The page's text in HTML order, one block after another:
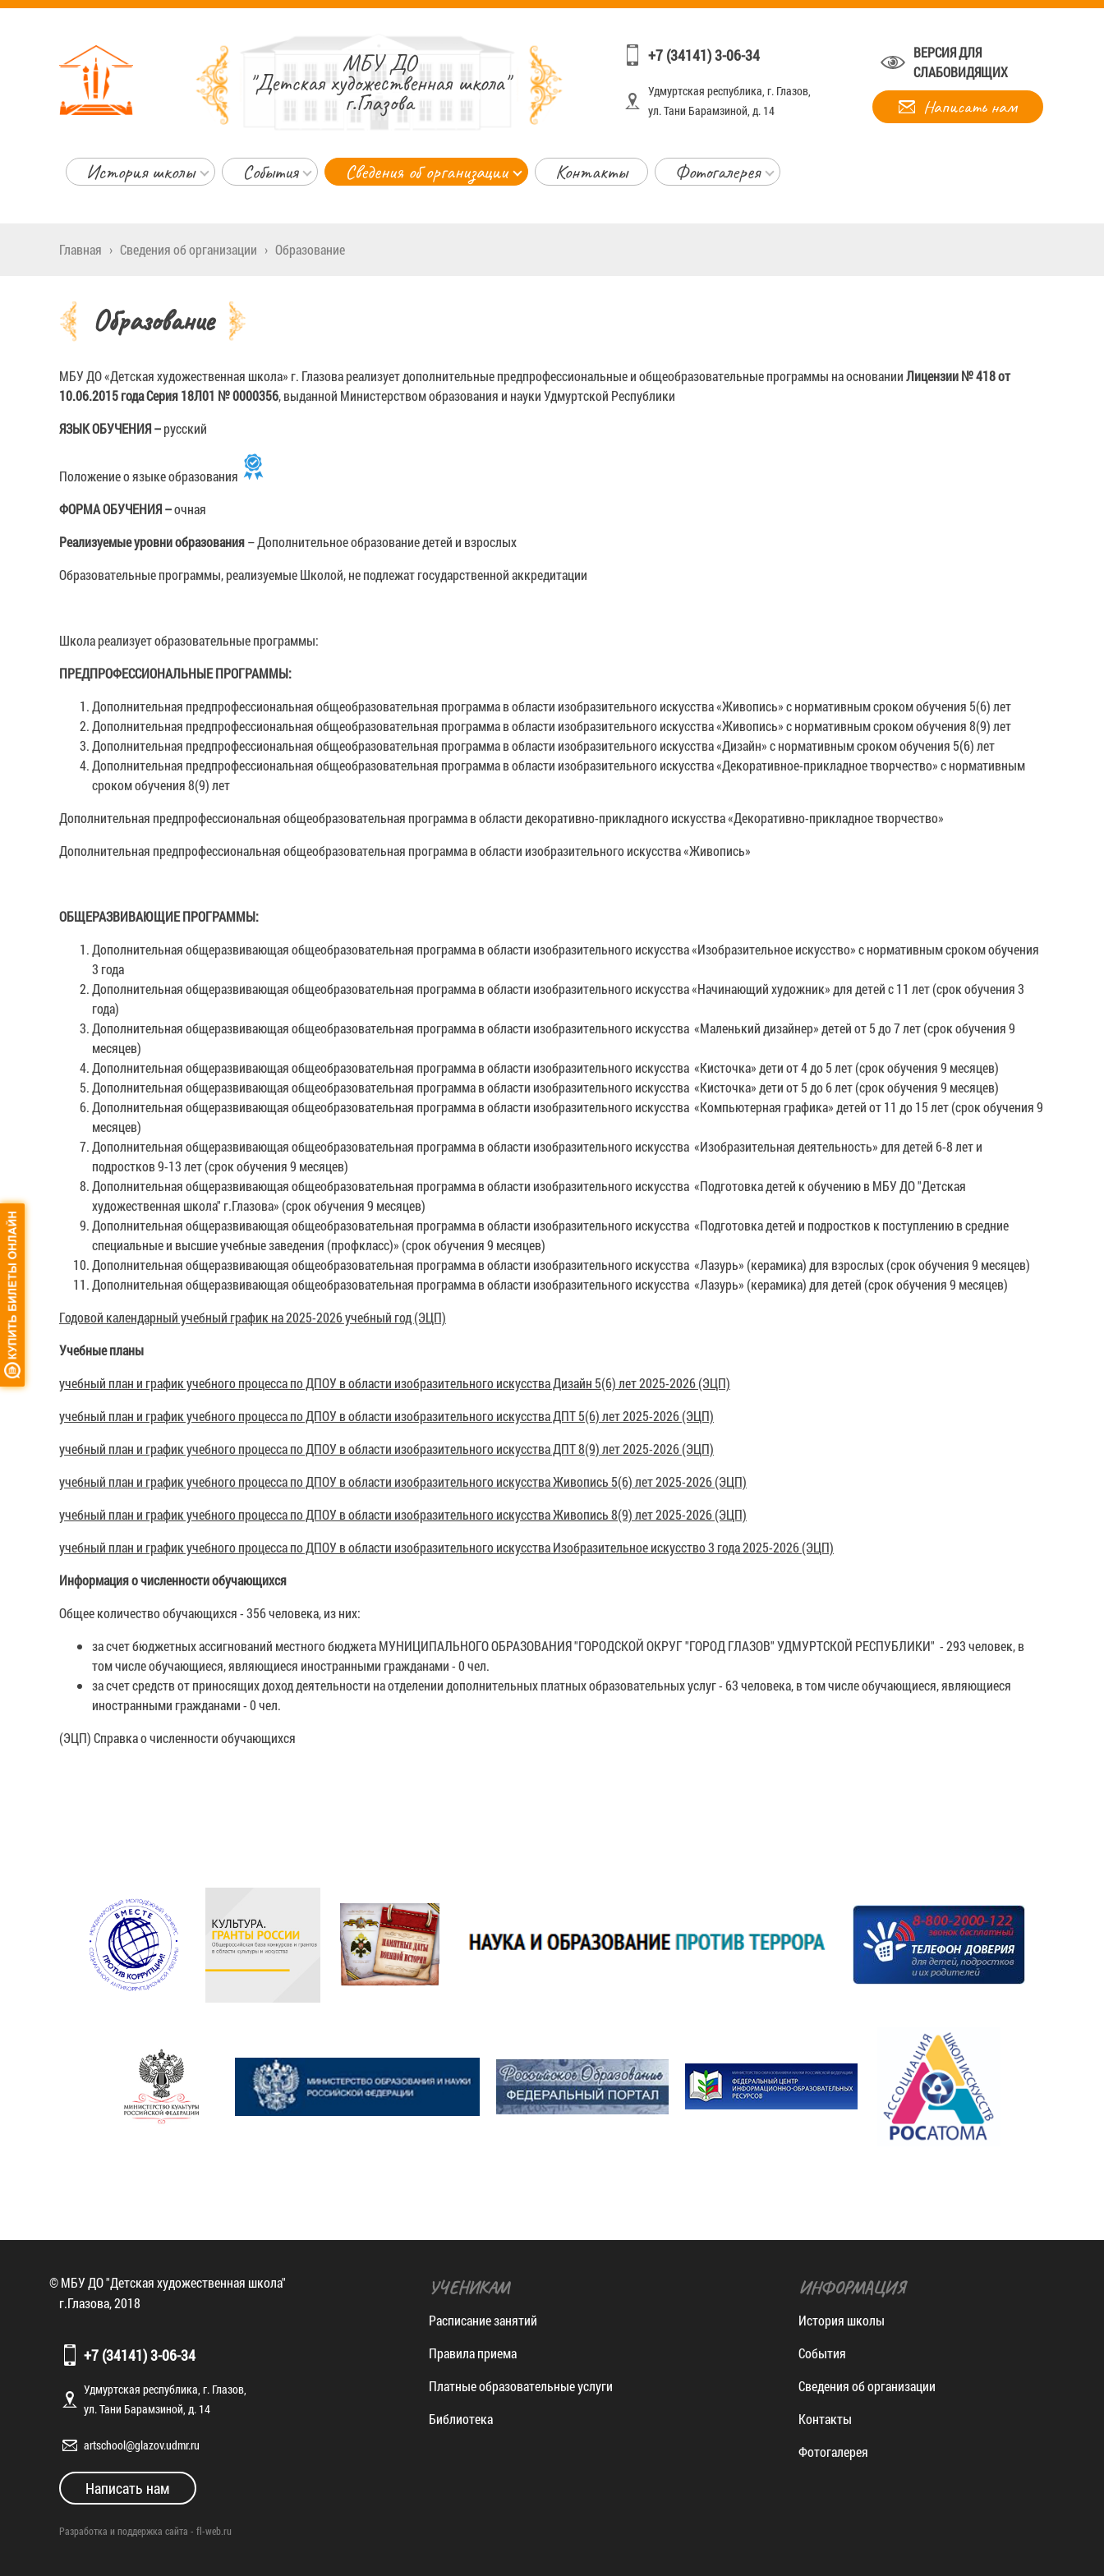
МБУ ДО
"Детская художественная школа"
г.Глазова
+7 (34141) 3-06-34
Удмуртская республика, г. Глазов,
ул. Тани Барамзиной, д. 14
ВЕРСИЯ ДЛЯ
СЛАБОВИДЯЩИХ
Написать нам
История школы События Сведения об организации Контакты Фотогалерея
Главная › Сведения об организации › Образование
Образование
МБУ ДО «Детская художественная школа» г. Глазова реализует дополнительные предпрофессиональные и общеобразовательные программы на основанииЛицензии № 418 от
10.06.2015 годаСерия 18Л01 № 0000356, выданной Министерством образования и науки Удмуртской Республики
ЯЗЫК ОБУЧЕНИЯ –русский
Положение о языке образования
ФОРМА ОБУЧЕНИЯ –очная
Реализуемые уровни образования– Дополнительное образование детей и взрослых
Образовательные программы, реализуемые Школой, не подлежат государственной аккредитации
Школа реализует образовательные программы:
ПРЕДПРОФЕССИОНАЛЬНЫЕ ПРОГРАММЫ:
Дополнительная предпрофессиональная общеобразовательная программа в области изобразительного искусства «Живопись» с нормативным сроком обучения 5(6) лет
Дополнительная предпрофессиональная общеобразовательная программа в области изобразительного искусства «Живопись» с нормативным сроком обучения 8(9) лет
Дополнительная предпрофессиональная общеобразовательная программа в области изобразительного искусства «Дизайн» с нормативным сроком обучения 5(6) лет
Дополнительная предпрофессиональная общеобразовательная программа в области изобразительного искусства «Декоративное-прикладное творчество» с нормативным
сроком обучения 8(9) лет
Дополнительная предпрофессиональная общеобразовательная программа в области декоративно-прикладного искусства «Декоративно-прикладное творчество»
Дополнительная предпрофессиональная общеобразовательная программа в области изобразительного искусства «Живопись»
ОБЩЕРАЗВИВАЮЩИЕ ПРОГРАММЫ:
Дополнительная общеразвивающая общеобразовательная программа в области изобразительного искусства «Изобразительное искусство» с нормативным сроком обучения
3 года
Дополнительная общеразвивающая общеобразовательная программа в области изобразительного искусства «Начинающий художник» для детей с 11 лет (срок обучения 3
года)
Дополнительная общеразвивающая общеобразовательная программа в области изобразительного искусства «Маленький дизайнер» детей от 5 до 7 лет (срок обучения 9
месяцев)
Дополнительная общеразвивающая общеобразовательная программа в области изобразительного искусства «Кисточка» дети от 4 до 5 лет (срок обучения 9 месяцев)
Дополнительная общеразвивающая общеобразовательная программа в области изобразительного искусства «Кисточка» дети от 5 до 6 лет (срок обучения 9 месяцев)
Дополнительная общеразвивающая общеобразовательная программа в области изобразительного искусства «Компьютерная графика» детей от 11 до 15 лет (срок обучения 9
месяцев)
Дополнительная общеразвивающая общеобразовательная программа в области изобразительного искусства «Изобразительная деятельность» для детей 6-8 лет и
подростков 9-13 лет (срок обучения 9 месяцев)
Дополнительная общеразвивающая общеобразовательная программа в области изобразительного искусства «Подготовка детей к обучению в МБУ ДО "Детская
художественная школа" г.Глазова» (срок обучения 9 месяцев)
Дополнительная общеразвивающая общеобразовательная программа в области изобразительного искусства «Подготовка детей и подростков к поступлению в средние
специальные и высшие учебные заведения (профкласс)» (срок обучения 9 месяцев)
Дополнительная общеразвивающая общеобразовательная программа в области изобразительного искусства «Лазурь» (керамика) для взрослых (срок обучения 9 месяцев)
Дополнительная общеразвивающая общеобразовательная программа в области изобразительного искусства «Лазурь» (керамика) для детей (срок обучения 9 месяцев)
Годовой календарный учебный график на 2025-2026 учебный год (ЭЦП)
Учебные планы
учебный план и график учебного процесса по ДПОУ в области изобразительного искусства Дизайн 5(6) лет 2025-2026 (ЭЦП)
учебный план и график учебного процесса по ДПОУ в области изобразительного искусства ДПТ 5(6) лет 2025-2026 (ЭЦП)
учебный план и график учебного процесса по ДПОУ в области изобразительного искусства ДПТ 8(9) лет 2025-2026 (ЭЦП)
учебный план и график учебного процесса по ДПОУ в области изобразительного искусства Живопись 5(6) лет 2025-2026 (ЭЦП)
учебный план и график учебного процесса по ДПОУ в области изобразительного искусства Живопись 8(9) лет 2025-2026 (ЭЦП)
учебный план и график учебного процесса по ДПОУ в области изобразительного искусства Изобразительное искусство 3 года 2025-2026 (ЭЦП)
Информация о численности обучающихся
Общее количество обучающихся - 356 человека, из них:
за счет бюджетных ассигнований местного бюджета МУНИЦИПАЛЬНОГО ОБРАЗОВАНИЯ "ГОРОДСКОЙ ОКРУГ "ГОРОД ГЛАЗОВ" УДМУРТСКОЙ РЕСПУБЛИКИ" - 293 человек, в
том числе обучающиеся, являющиеся иностранными гражданами - 0 чел.
за счет средств от приносящих доход деятельности на отделении дополнительных платных образовательных услуг - 63 человека, в том числе обучающиеся, являющиеся
иностранными гражданами - 0 чел.
(ЭЦП) Справка о численности обучающихся
© МБУ ДО "Детская художественная школа"
г.Глазова, 2018
+7 (34141) 3-06-34
Удмуртская республика, г. Глазов,
ул. Тани Барамзиной, д. 14
artschool@glazov.udmr.ru
Написать нам
Разработка и поддержка сайта - fl-web.ru
УЧЕНИКАМ
Расписание занятий
Правила приема
Платные образовательные услуги
Библиотека
ИНФОРМАЦИЯ
История школы
События
Сведения об организации
Контакты
Фотогалерея